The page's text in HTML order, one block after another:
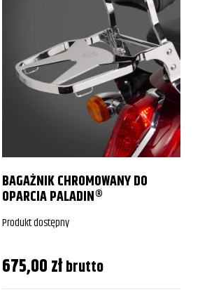
BAGAŻNIK CHROMOWANY DO
OPARCIA PALADIN®
Produkt dostępny
675,00złbrutto